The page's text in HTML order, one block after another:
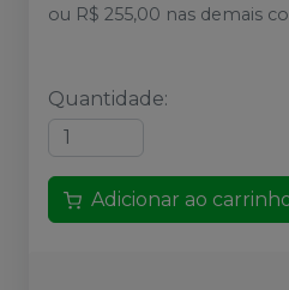
ou R$ 255,00 nas demais
Quantidade:
Adicionar ao